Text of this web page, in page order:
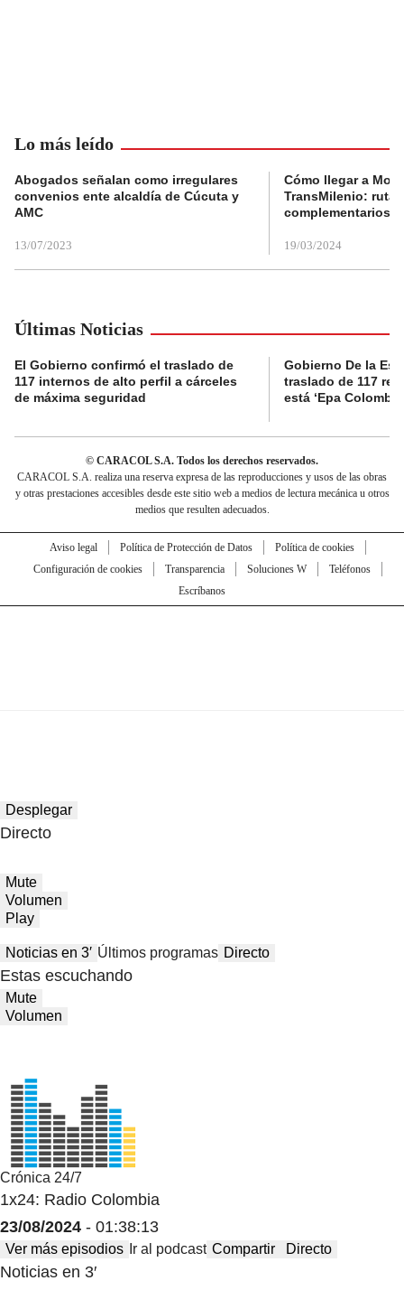
Lo más leído
Abogados señalan como irregulares
convenios ente alcaldía de Cúcuta y
AMC
13/07/2023
Cómo llegar a
TransMilenio:
complementarios
19/03/2024
Últimas Noticias
El Gobierno confirmó el traslado de
117 internos de alto perfil a cárceles
de máxima seguridad
Gobierno De la
traslado de 117
está ‘Epa
© CARACOL S.A. Todos los derechos reservados.
CARACOL S.A. realiza una reserva expresa de las reproducciones y usos de las obras
y otras prestaciones accesibles desde este sitio web a medios de lectura mecánica u otros
medios que resulten adecuados.
Aviso legal Política de Protección de Datos
Política de cookies
Configuración de cookies
Transparencia Soluciones W
Teléfonos
Escríbanos
Desplegar
Directo
Mute
Volumen
Play
Noticias en 3′ Últimos programas Directo
Estas escuchando
Mute
Volumen
Crónica 24/7
1x24: Radio Colombia
23/08/2024 - 01:38:13
Ver más episodios Ir al podcast Compartir Directo
Noticias en 3′